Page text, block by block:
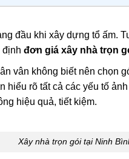
đầu khi xây dựng tổ ấm.
định đơn giá xây nhà trọn
vân không biết nên chọn
hiểu rõ tất cả các yếu tố
hiệu quả, tiết kiệm.
Xây nhà trọn gói tại Ninh